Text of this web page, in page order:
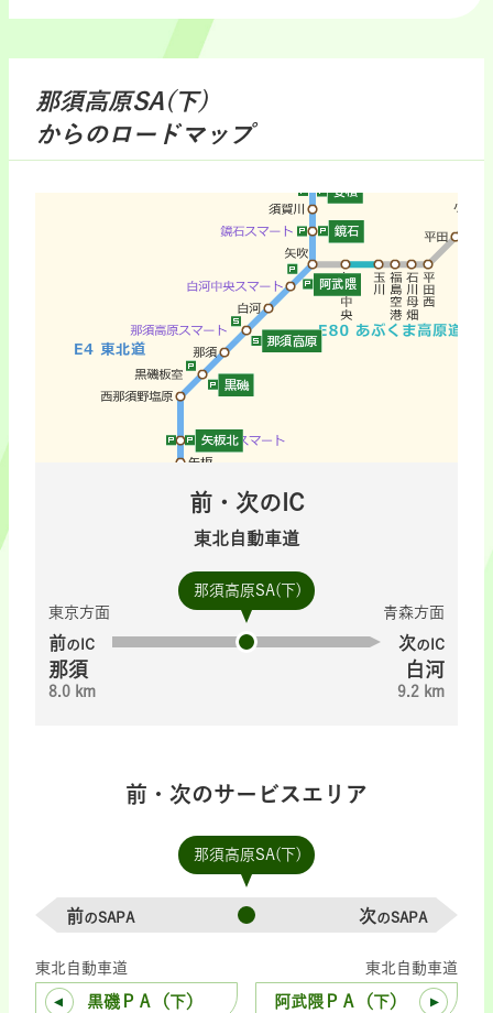
那須高原SA(下)
からのロードマップ
前・次のIC
東北自動車道
那須高原SA(下)
東京方面
前のIC
那須
8.0 km
青森方面
次のIC
白河
9.2 km
前・次のサービスエリア
那須高原SA(下)
前のSAPA 次のSAPA
東北自動車道
黒磯ＰＡ（下）
東北自動車道
阿武隈ＰＡ（下）